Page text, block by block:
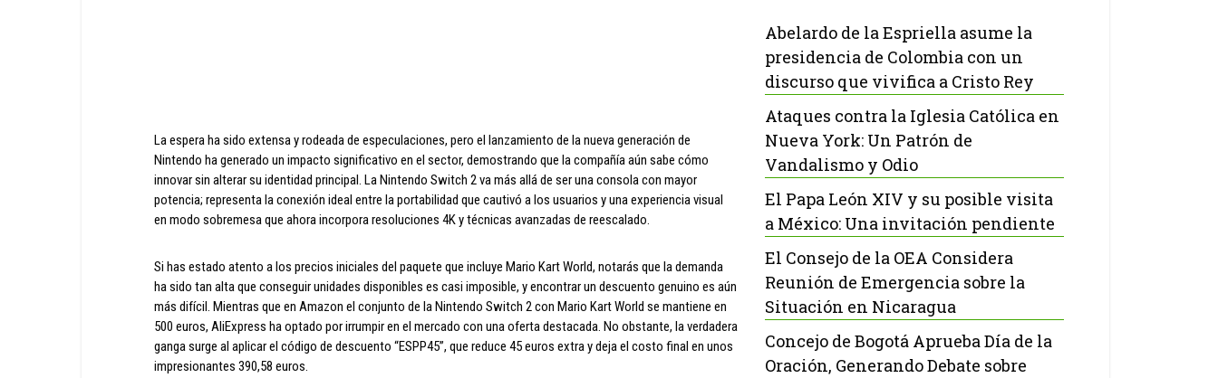
La espera ha sido extensa y rodeada de especulaciones, pero el lanzamiento de la nueva generación de
Nintendo ha generado un impacto significativo en el sector, demostrando que la compañía aún sabe cómo
innovar sin alterar su identidad principal. La Nintendo Switch 2 va más allá de ser una consola con mayor
potencia; representa la conexión ideal entre la portabilidad que cautivó a los usuarios y una experiencia visual
en modo sobremesa que ahora incorpora resoluciones 4K y técnicas avanzadas de reescalado.
Si has estado atento a los precios iniciales del paquete que incluye Mario Kart World, notarás que la demanda
ha sido tan alta que conseguir unidades disponibles es casi imposible, y encontrar un descuento genuino es aún
más difícil. Mientras que en Amazon el conjunto de la Nintendo Switch 2 con Mario Kart World se mantiene en
500 euros, AliExpress ha optado por irrumpir en el mercado con una oferta destacada. No obstante, la verdadera
ganga surge al aplicar el código de descuento “ESPP45”, que reduce 45 euros extra y deja el costo final en unos
impresionantes 390,58 euros.
Abelardo de la Espriella asume la
presidencia de Colombia con un
discurso que vivifica a Cristo Rey
Ataques contra la Iglesia Católica en
Nueva York: Un Patrón de
Vandalismo y Odio
El Papa León XIV y su posible visita
a México: Una invitación pendiente
El Consejo de la OEA Considera
Reunión de Emergencia sobre la
Situación en Nicaragua
Concejo de Bogotá Aprueba Día de la
Oración, Generando Debate sobre